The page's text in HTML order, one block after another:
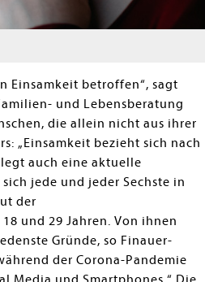
Einsamkeit betroffen“, sagt
und Lebensberatung
die allein nicht aus ihrer
„Einsamkeit bezieht sich nach
auch eine aktuelle
jede und jeder Sechste in
der
und 29 Jahren. Von ihnen
Gründe, so Finauer-
der Corona-Pandemie